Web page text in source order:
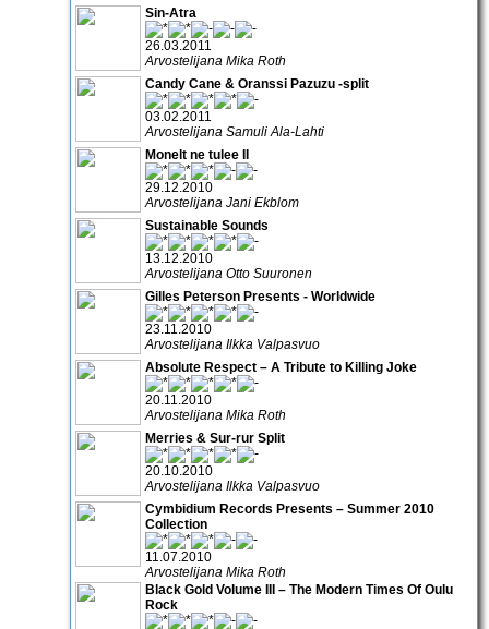
Sin-Atra
26.03.2011
Arvostelijana Mika Roth
Candy Cane & Oranssi Pazuzu -split
03.02.2011
Arvostelijana Samuli Ala-Lahti
Monelt ne tulee II
29.12.2010
Arvostelijana Jani Ekblom
Sustainable Sounds
13.12.2010
Arvostelijana Otto Suuronen
Gilles Peterson Presents - Worldwide
23.11.2010
Arvostelijana Ilkka Valpasvuo
Absolute Respect – A Tribute to Killing Joke
20.11.2010
Arvostelijana Mika Roth
Merries & Sur-rur Split
20.10.2010
Arvostelijana Ilkka Valpasvuo
Cymbidium Records Presents – Summer 2010
Collection
11.07.2010
Arvostelijana Mika Roth
Black Gold Volume III – The Modern Times Of Oulu
Rock